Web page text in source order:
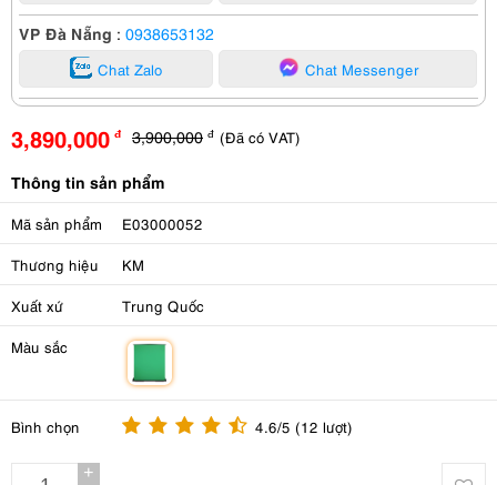
VP Đà Nẵng : 0938653132
Chat Zalo Chat Messenger
3,890,000 đ 3,900,000 đ (Đã có VAT)
Thông tin sản phẩm
Mã sản phẩm E03000052
Thương hiệu KM
Xuất xứ Trung Quốc
Màu sắc
Bình chọn 4.6/5 (12 lượt)
+